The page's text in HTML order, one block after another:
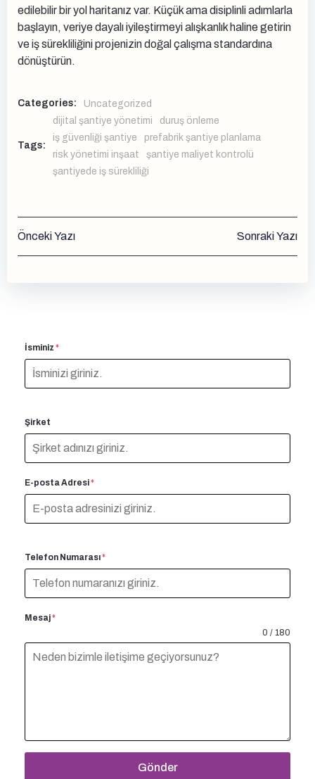
edilebilir bir yol haritanız var. Küçük ama disiplinli adımlarla
başlayın, veriye dayalı iyileştirmeyi alışkanlık haline getirin
ve iş sürekliliğini projenizin doğal çalışma standardına
dönüştürün.
Categories: Uncategorized
Tags:
dijital şantiye yönetimi
duruş önleme
iş güvenliği şantiye
prefabrik şantiye planlama
risk yönetimi inşaat
şantiye maliyet kontrolü
şantiyede iş sürekliliği
Yazı
gezinmesi
Önceki Yazı
gezinmesi
Sonraki Yazı
İsminiz *
Şirket
E-posta Adresi*
Telefon Numarası*
Mesaj*
0 / 180
Gönder